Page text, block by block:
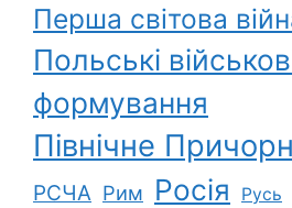
Перша світова
Польські
формування
Північне
РСЧА Рим Росія Русь